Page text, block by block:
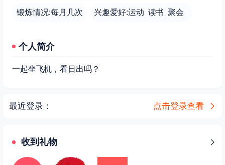
锻炼情况:每月几次 兴趣爱好:运动 读书 聚会
个人简介
一起坐飞机，看日出吗？
最近登录： 点击登录查看
收到礼物